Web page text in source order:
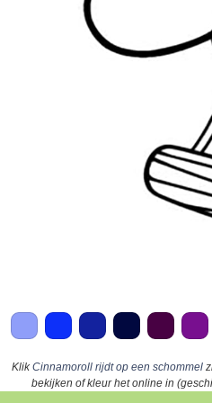
KlikCinnamoroll rijdt op een schommel
bekijken of kleur het online in